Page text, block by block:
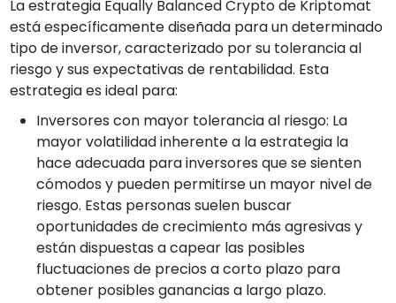
La estrategia Equally Balanced Crypto de Kriptomat
está específicamente diseñada para un determinado
tipo de inversor, caracterizado por su tolerancia al
riesgo y sus expectativas de rentabilidad. Esta
estrategia es ideal para:
Inversores con mayor tolerancia al riesgo: La
mayor volatilidad inherente a la estrategia la
hace adecuada para inversores que se sienten
cómodos y pueden permitirse un mayor nivel de
riesgo. Estas personas suelen buscar
oportunidades de crecimiento más agresivas y
están dispuestas a capear las posibles
fluctuaciones de precios a corto plazo para
obtener posibles ganancias a largo plazo.